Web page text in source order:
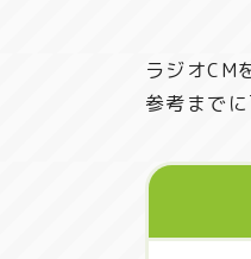
ラジオCM
参考まで